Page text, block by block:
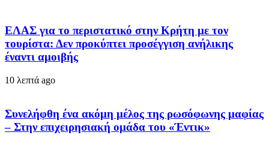
ΕΛΑΣ για το περιστατικό στην Κρήτη με τον
τουρίστα: Δεν προκύπτει προσέγγιση ανήλικης
έναντι αμοιβής
10 λεπτά ago
Συνελήφθη ένα ακόμη μέλος της ρωσόφωνης μαφίας
– Στην επιχειρησιακή ομάδα του «Έντικ»